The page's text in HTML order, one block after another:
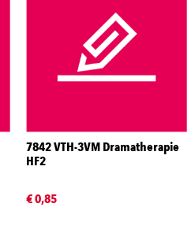
7842 VTH-3VM Dramatherapie
HF2
€ 0,85